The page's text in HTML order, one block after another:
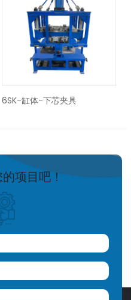
6SK-缸体-下芯夹具
项目吧！